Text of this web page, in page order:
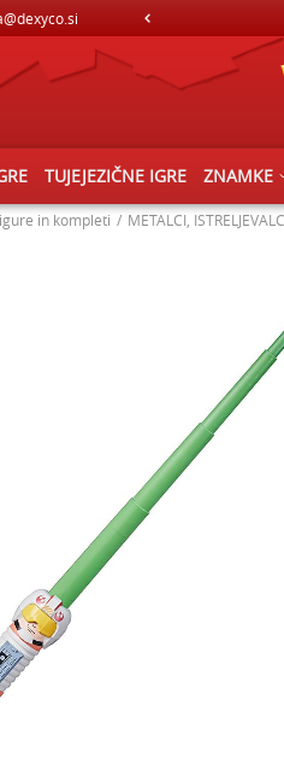
TUJEJEZIČNE IGRE ZNAMKE
in kompleti METALCI,